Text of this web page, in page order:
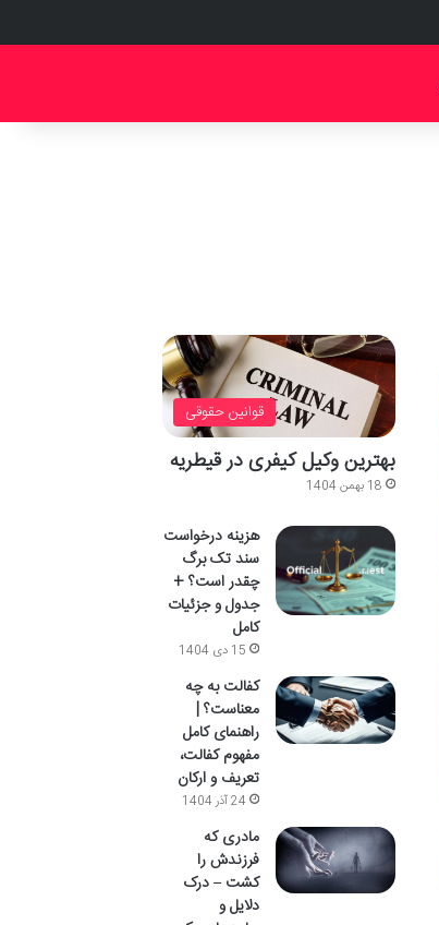
قوانین حقوقی
بهترین وکیل کیفری در قیطریه
18 بهمن 1404
هزینه درخواست
سند تک برگ
چقدر است؟ +
جدول و جزئیات
کامل
15 دی 1404
کفالت به چه
معناست؟ |
راهنمای کامل
مفهوم کفالت،
تعریف و ارکان
24 آذر 1404
مادری که
فرزندش را
کشت – درک
دلایل و